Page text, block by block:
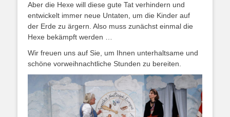
Aber die Hexe will diese gute Tat verhindern und
entwickelt immer neue Untaten, um die Kinder auf
der Erde zu ärgern. Also muss zunächst einmal die
Hexe bekämpft werden …
Wir freuen uns auf Sie, um Ihnen unterhaltsame und
schöne vorweihnachtliche Stunden zu bereiten.